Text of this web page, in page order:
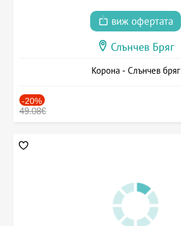
виж офертата
Слънчев Бряг
Корона - Слънчев бряг
-20%
49.08€